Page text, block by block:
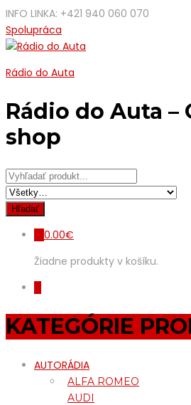
INFO LINKA: +421 940 060 070
Spolupráca
Rádio do Auta
Rádio do Auta –
shop
0.00€
Žiadne produkty v košíku.
KATEGÓRIE
AUTORÁDIA
ALFA ROMEO
AUDI